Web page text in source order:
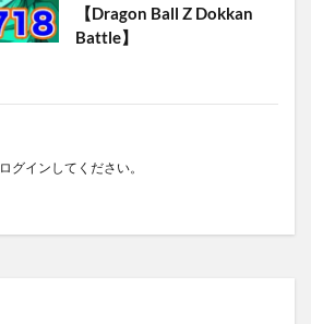
【Dragon Ball Z Dokkan
Battle】
ログイン してください。